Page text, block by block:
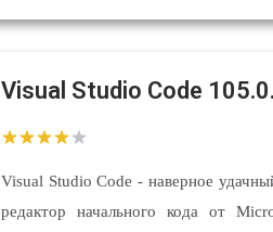
Visual Studio Code
Visual Studio Code - наверное
редактор начального кода от